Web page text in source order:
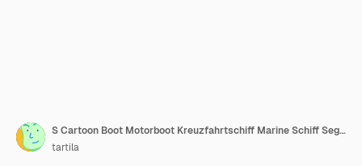
S Cartoon Boot Motorboot Kreuzfahrtschiff Marine Schiff Segelyacht Geschwindigkeit schwimmende Seeboje Schiff und Marine Segel Fischerboote
tartila